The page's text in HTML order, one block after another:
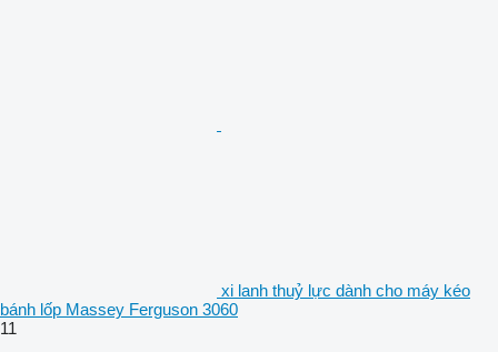
xi lanh thuỷ lực dành cho máy kéo
bánh lốp Massey Ferguson 3060
11